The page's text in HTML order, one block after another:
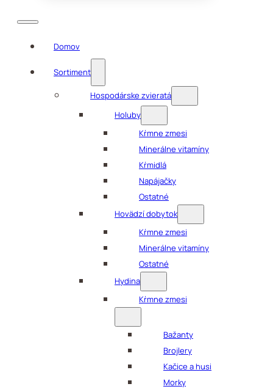
Domov
Sortiment
Hospodárske zvieratá
Holuby
Kŕmne zmesi
Minerálne vitamíny
Kŕmidlá
Napájačky
Ostatné
Hovädzí dobytok
Kŕmne zmesi
Minerálne vitamíny
Ostatné
Hydina
Kŕmne zmesi
Bažanty
Brojlery
Kačice a husi
Morky